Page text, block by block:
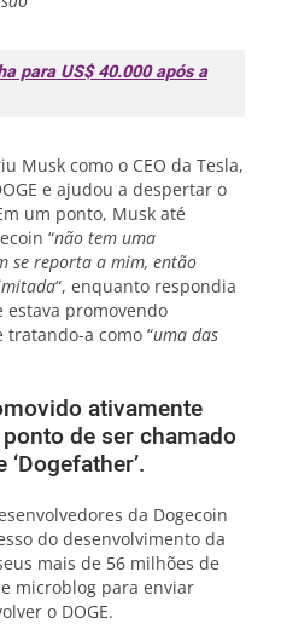
para US$ 40.000 após a
Musk como o CEO da Tesla,
e ajudou a despertar o
um ponto, Musk até
“não tem uma
se reporta a mim, então
“, enquanto respondia
promovendo
a como “uma das
ativamente
de ser chamado
da Dogecoin
do desenvolvimento da
mais de 56 milhões de
microblog para enviar
o DOGE.